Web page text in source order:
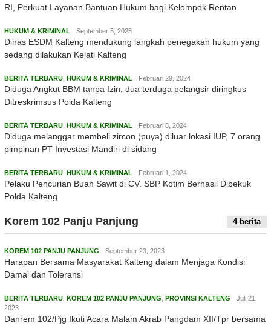
RI, Perkuat Layanan Bantuan Hukum bagi Kelompok Rentan
HUKUM & KRIMINAL September 5, 2025
Dinas ESDM Kalteng mendukung langkah penegakan hukum yang
sedang dilakukan Kejati Kalteng
BERITA TERBARU HUKUM & KRIMINAL Februari 29, 2024
Diduga Angkut BBM tanpa Izin, dua terduga pelangsir diringkus
Ditreskrimsus Polda Kalteng
BERITA TERBARU HUKUM & KRIMINAL Februari 8, 2024
Diduga melanggar membeli zircon (puya) diluar lokasi IUP, 7 orang
pimpinan PT Investasi Mandiri di sidang
BERITA TERBARU HUKUM & KRIMINAL Februari 1, 2024
Pelaku Pencurian Buah Sawit di CV. SBP Kotim Berhasil Dibekuk
Polda Kalteng
Korem 102 Panju Panjung 4 berita
KOREM 102 PANJU PANJUNG September 23, 2023
Harapan Bersama Masyarakat Kalteng dalam Menjaga Kondisi
Damai dan Toleransi
BERITA TERBARU KOREM 102 PANJU PANJUNG PROVINSI KALTENG
Juli 21,
2023
Danrem 102/Pjg Ikuti Acara Malam Akrab Pangdam XII/Tpr bersama